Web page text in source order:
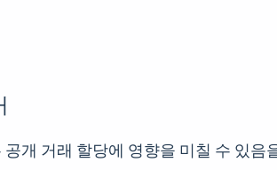
개 거래 할당에 영향을 미칠 수 있